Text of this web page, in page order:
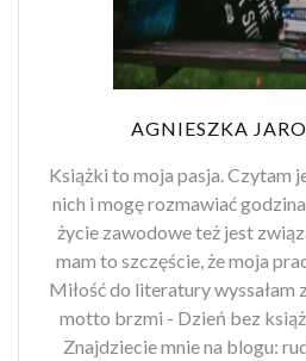
AGNIESZKA
Książki to moja pasja. Czytam
nich i mogę rozmawiać
życie zawodowe też jest
mam to szczęście, że moja
Miłość do literatury
motto brzmi - Dzień bez
Znajdziecie mnie na blogu: